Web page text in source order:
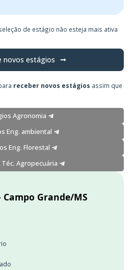
de estágio não esteja mais ativa
novos estágios
receber novos estágios assim que
Agronomia
Eng. ambiental
Eng. Florestal
Agropecuária
Campo Grande/MS